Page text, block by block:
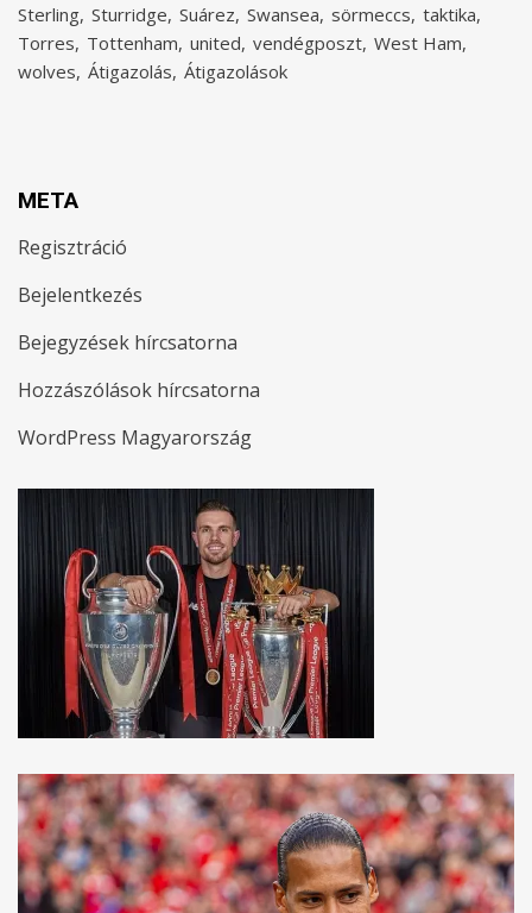
Sterling Sturridge Suárez Swansea sörmeccs taktika
Torres Tottenham united vendégposzt West Ham
wolves Átigazolás Átigazolások
META
Regisztráció
Bejelentkezés
Bejegyzések hírcsatorna
Hozzászólások hírcsatorna
WordPress Magyarország